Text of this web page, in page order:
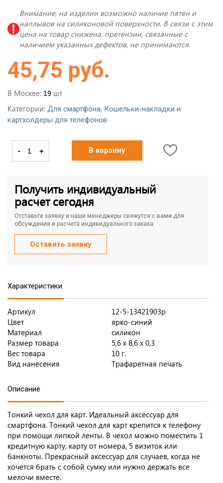
Внимание, на изделии возможно наличие пятен и
наплывов на силиконовой поверхности. В связи с этим
цена на товар снижена, претензии, связанные с
наличием указанных дефектов, не принимаются.
45,75 руб.
В Москве: 19 шт
Категории: Для смартфона, Кошельки-накладки и
картхолдеры для телефонов
- + В корзину
Получить индивидуальный
расчет сегодня
Отставьте заявку и наши менеджеры свяжутся с вами для
обсуждения и расчета индивидуального заказа
Оставить заявку
Характеристики
Артикул
12-5-13421903p
Цвет
ярко-синий
Материал
силикон
Размер товара
5,6 x 8,6 x 0,3
Вес товара
10 г.
Вид нанесения
Трафаретная печать
Описание
Тонкий чехол для карт. Идеальный аксессуар для
смартфона. Тонкий чехол для карт крепится к телефону
при помощи липкой ленты. В чехол можно поместить 1
кредитную карту, карту от номера, 5 визиток или
банкноты. Прекрасный аксессуар для случаев, когда не
хочется брать с собой сумку или нужно держать все
мелочи вместе.